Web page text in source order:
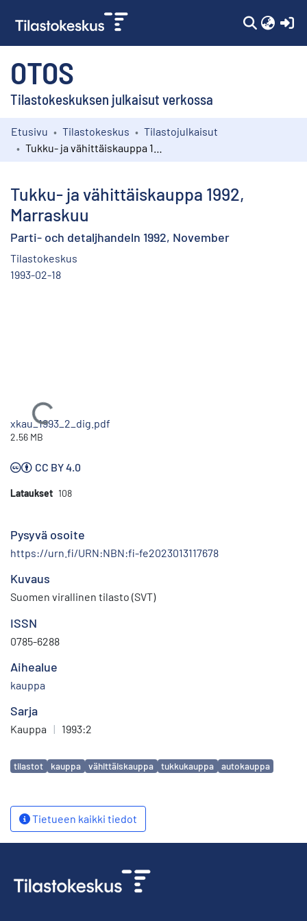
OTOS
Tilastokeskuksen julkaisut verkossa
Kokoelmat
Etusivu Tilastokeskus
Tilastojulkaisut
Tukku- ja vähittäiskauppa 1992,
Marraskuu
Parti- och detaljhandeln 1992, November
Tilastokeskus
1993-02-18
Ladataan...
xkau_1993_2_dig.pdf
2.56 MB
CC BY 4.0
Lataukset 108
Pysyvä osoite
https://urn.fi/URN:NBN:fi-fe2023013117678
Kuvaus
Suomen virallinen tilasto (SVT)
ISSN
0785-6288
Aihealue
kauppa
Sarja
Kauppa | 1993:2
Avainsanat
tilastot kauppa vähittäiskauppa tukkukauppa autokauppa
Tietueen kaikki tiedot